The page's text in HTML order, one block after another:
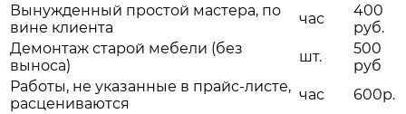
Вынужденный простой мастера, по
вине клиента
час
400
руб.
Демонтаж старой мебели (без
выноса)
шт.
500
руб
Работы, не указанные в прайс-листе,
расцениваются
час
600р.